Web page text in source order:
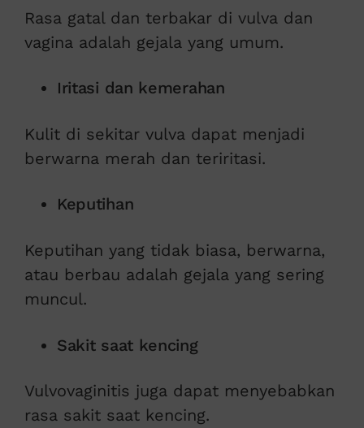
Rasa gatal dan terbakar di vulva dan
vagina adalah gejala yang umum.
Iritasi dan kemerahan
Kulit di sekitar vulva dapat menjadi
berwarna merah dan teriritasi.
Keputihan
Keputihan yang tidak biasa, berwarna,
atau berbau adalah gejala yang sering
muncul.
Sakit saat kencing
Vulvovaginitis juga dapat menyebabkan
rasa sakit saat kencing.